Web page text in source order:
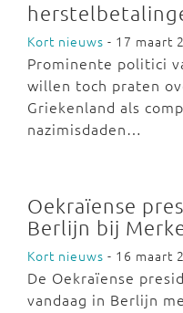
Kort nieuws - 17 maart
Prominente politici
willen toch praten
Griekenland als
nazimisdaden…
Oekraïense
Berlijn bij
Kort nieuws - 16 maart
De Oekraïense
vandaag in Berlijn